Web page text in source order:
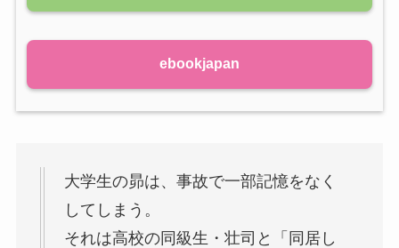
ebookjapan
大学生の昴は、事故で一部記憶をなく
してしまう。
それは高校の同級生・壮司と「同居し